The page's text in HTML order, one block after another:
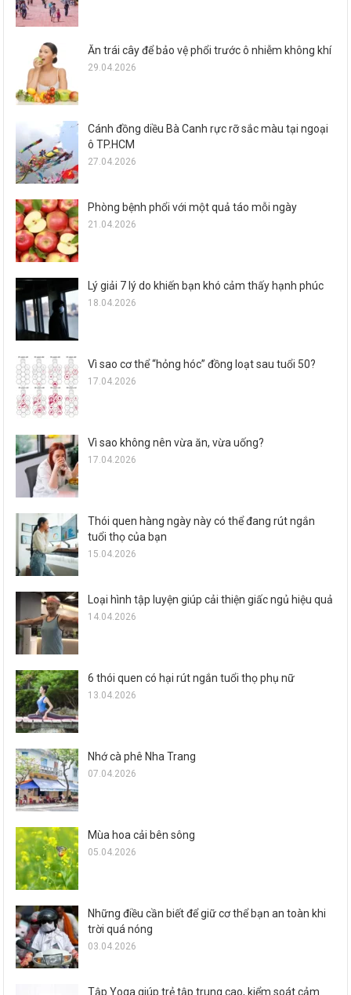
Ăn trái cây để bảo vệ phổi trước ô nhiễm không khí
29.04.2026
Cánh đồng diều Bà Canh rực rỡ sắc màu tại ngoại
ô TP.HCM
27.04.2026
Phòng bệnh phổi với một quả táo mỗi ngày
21.04.2026
Lý giải 7 lý do khiến bạn khó cảm thấy hạnh phúc
18.04.2026
Vì sao cơ thể “hỏng hóc” đồng loạt sau tuổi 50?
17.04.2026
Vì sao không nên vừa ăn, vừa uống?
17.04.2026
Thói quen hàng ngày này có thể đang rút ngắn
tuổi thọ của bạn
15.04.2026
Loại hình tập luyện giúp cải thiện giấc ngủ hiệu quả
14.04.2026
6 thói quen có hại rút ngắn tuổi thọ phụ nữ
13.04.2026
Nhớ cà phê Nha Trang
07.04.2026
Mùa hoa cải bên sông
05.04.2026
Những điều cần biết để giữ cơ thể bạn an toàn khi
trời quá nóng
03.04.2026
Tập Yoga giúp trẻ tập trung cao, kiểm soát cảm